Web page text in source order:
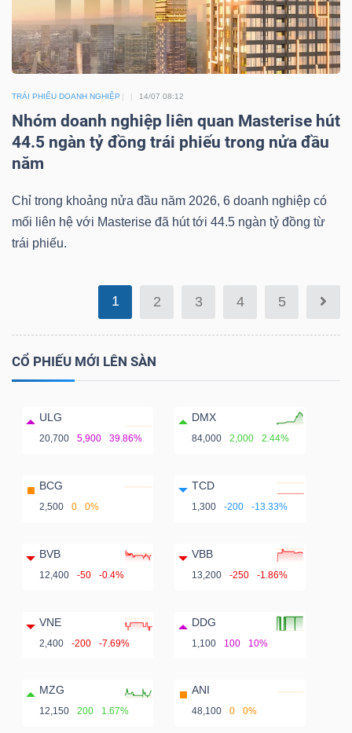
TRÁI PHIẾU DOANH NGHIỆP 14/07 08:12
Nhóm doanh nghiệp liên quan Masterise hút
44.5 ngàn tỷ đồng trái phiếu trong nửa đầu
năm
Chỉ trong khoảng nửa đầu năm 2026, 6 doanh nghiệp có
mối liên hệ với Masterise đã hút tới 44.5 ngàn tỷ đồng từ
trái phiếu.
1 2 3 4 5
CỔ PHIẾU MỚI LÊN SÀN
ULG
20,700 5,900 39.86%
DMX
84,000 2,000 2.44%
BCG
2,500 0 0%
TCD
1,300 -200 -13.33%
BVB
12,400 -50 -0.4%
VBB
13,200 -250 -1.86%
VNE
2,400 -200 -7.69%
DDG
1,100 100 10%
MZG
12,150 200 1.67%
ANI
48,100 0 0%
khoán
(-)
Tất cả Cổ phiếu
Lãnh
đạo
Bài
tác
giả
Báo
phân
tích
Thuật
(-)